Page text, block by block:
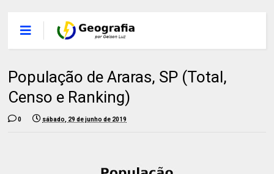
População de Araras, SP (Total,
Censo e Ranking)
0 sábado, 29 de junho de 2019